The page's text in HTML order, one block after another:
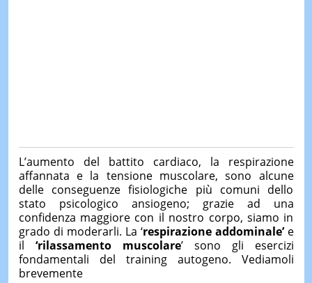
L’aumento del battito cardiaco, la respirazione
affannata e la tensione muscolare, sono alcune
delle conseguenze fisiologiche più comuni dello
stato psicologico ansiogeno; grazie ad una
confidenza maggiore con il nostro corpo, siamo in
grado di moderarli. La ‘respirazione addominale’ e
il ‘rilassamento muscolare’ sono gli esercizi
fondamentali del training autogeno. Vediamoli
brevemente